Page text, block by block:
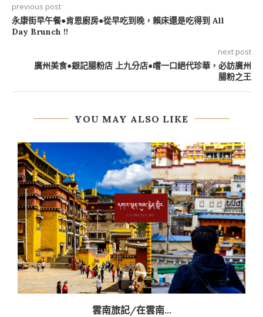
previous post
永康街早午餐●肯恩廚房●從早吃到晚，賴床還是吃得到 All
Day Brunch !!
next post
廣州美食●銀記腸粉店 上九分店●嚐一口絕代珍華，必訪廣州
腸粉之王
YOU MAY ALSO LIKE
雲南旅記/在雲南...